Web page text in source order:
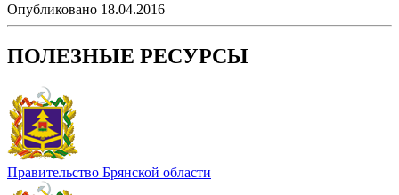
Опубликовано 18.04.2016
ПОЛЕЗНЫЕ РЕСУРСЫ
Правительство Брянской области